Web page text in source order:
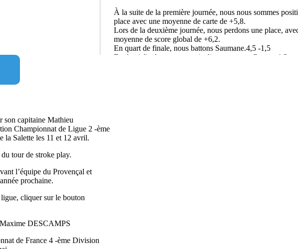
À la suite de la première journée, nous nous sommes
place avec une moyenne de carte de +5,8.
Lors de la deuxième journée, nous perdons une place,
moyenne de score global de +6,2.
En quart de finale, nous battons Saumane.4,5 -1,5
En demi-finale, nous nous inclinons contre Castres 4-3
son capitaine Mathieu
Championnat de Ligue 2 -ème
la Salette les 11 et 12 avril.
du tour de stroke play.
l’équipe du Provençal et
prochaine.
cliquer sur le bouton
DESCAMPS
de France 4 -ème Division